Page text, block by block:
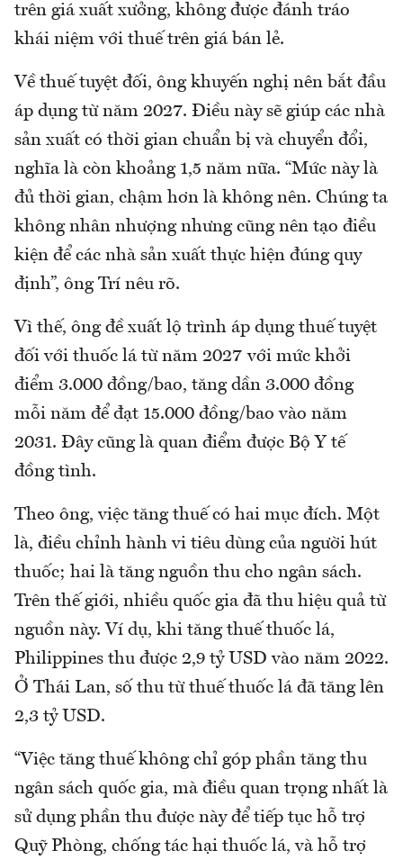
trên giá xuất xưởng, không được đánh tráo
khái niệm với thuế trên giá bán lẻ.
Về thuế tuyệt đối, ông khuyến nghị nên bắt đầu
áp dụng từ năm 2027. Điều này sẽ giúp các nhà
sản xuất có thời gian chuẩn bị và chuyển đổi,
nghĩa là còn khoảng 1,5 năm nữa. “Mức này là
đủ thời gian, chậm hơn là không nên. Chúng ta
không nhân nhượng nhưng cũng nên tạo điều
kiện để các nhà sản xuất thực hiện đúng quy
định”, ông Trí nêu rõ.
Vì thế, ông đề xuất lộ trình áp dụng thuế tuyệt
đối với thuốc lá từ năm 2027 với mức khởi
điểm 3.000 đồng/bao, tăng dần 3.000 đồng
mỗi năm để đạt 15.000 đồng/bao vào năm
2031. Đây cũng là quan điểm được Bộ Y tế
đồng tình.
Theo ông, việc tăng thuế có hai mục đích. Một
là, điều chỉnh hành vi tiêu dùng của người hút
thuốc; hai là tăng nguồn thu cho ngân sách.
Trên thế giới, nhiều quốc gia đã thu hiệu quả từ
nguồn này. Ví dụ, khi tăng thuế thuốc lá,
Philippines thu được 2,9 tỷ USD vào năm 2022.
Ở Thái Lan, số thu từ thuế thuốc lá đã tăng lên
2,3 tỷ USD.
“Việc tăng thuế không chỉ góp phần tăng thu
ngân sách quốc gia, mà điều quan trọng nhất là
sử dụng phần thu được này để tiếp tục hỗ trợ
Quỹ Phòng, chống tác hại thuốc lá, và hỗ trợ